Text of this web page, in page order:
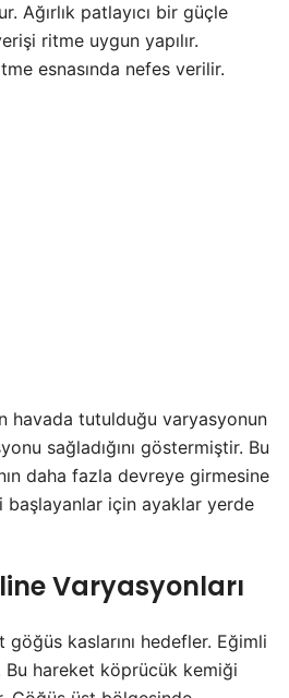
Ağırlık patlayıcı bir güçle
ritme uygun yapılır.
esnasında nefes verilir.
havada tutulduğu varyasyonun
sağladığını göstermiştir. Bu
daha fazla devreye girmesine
başlayanlar için ayaklar yerde
Varyasyonları
kaslarını hedefler. Eğimli
Bu hareket köprücük kemiği